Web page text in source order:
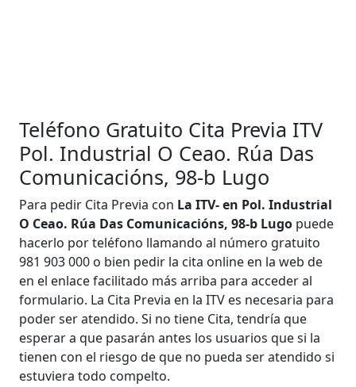
Teléfono Gratuito Cita Previa ITV
Pol. Industrial O Ceao. Rúa Das
Comunicacións, 98-b Lugo
Para pedir Cita Previa con La ITV- en Pol. Industrial
O Ceao. Rúa Das Comunicacións, 98-b Lugo puede
hacerlo por teléfono llamando al número gratuito
981 903 000 o bien pedir la cita online en la web de
en el enlace facilitado más arriba para acceder al
formulario. La Cita Previa en la ITV es necesaria para
poder ser atendido. Si no tiene Cita, tendría que
esperar a que pasarán antes los usuarios que si la
tienen con el riesgo de que no pueda ser atendido si
estuviera todo compelto.